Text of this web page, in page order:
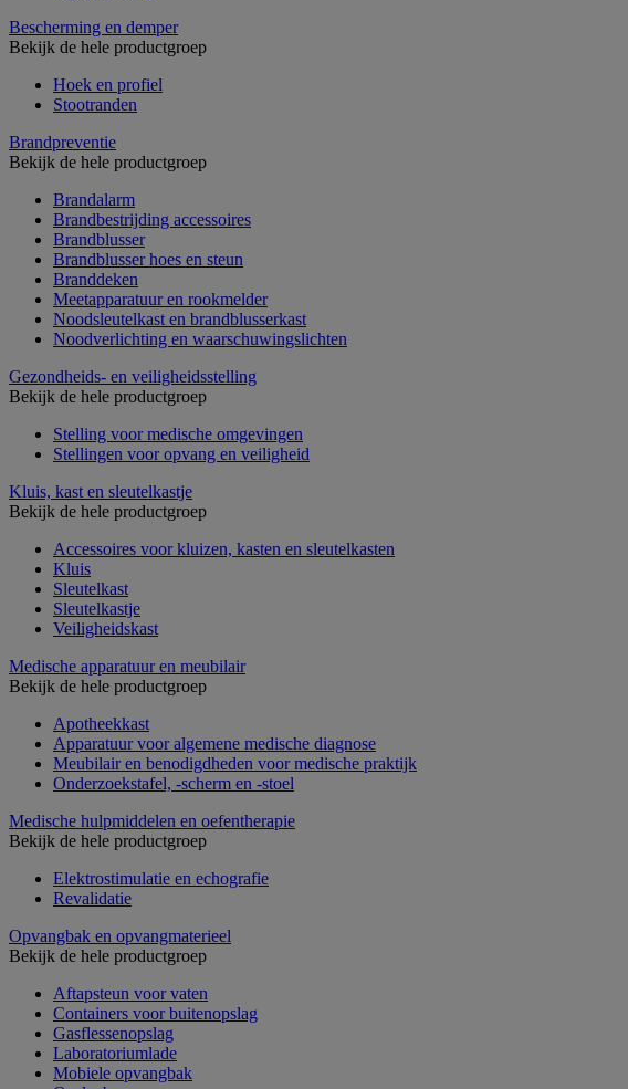
Bescherming en demper
Bekijk de hele productgroep
Hoek en profiel
Stootranden
Brandpreventie
Bekijk de hele productgroep
Brandalarm
Brandbestrijding accessoires
Brandblusser
Brandblusser hoes en steun
Branddeken
Meetapparatuur en rookmelder
Noodsleutelkast en brandblusserkast
Noodverlichting en waarschuwingslichten
Gezondheids- en veiligheidsstelling
Bekijk de hele productgroep
Stelling voor medische omgevingen
Stellingen voor opvang en veiligheid
Kluis, kast en sleutelkastje
Bekijk de hele productgroep
Accessoires voor kluizen, kasten en sleutelkasten
Kluis
Sleutelkast
Sleutelkastje
Veiligheidskast
Medische apparatuur en meubilair
Bekijk de hele productgroep
Apotheekkast
Apparatuur voor algemene medische diagnose
Meubilair en benodigdheden voor medische praktijk
Onderzoekstafel, -scherm en -stoel
Medische hulpmiddelen en oefentherapie
Bekijk de hele productgroep
Elektrostimulatie en echografie
Revalidatie
Opvangbak en opvangmaterieel
Bekijk de hele productgroep
Aftapsteun voor vaten
Containers voor buitenopslag
Gasflessenopslag
Laboratoriumlade
Mobiele opvangbak